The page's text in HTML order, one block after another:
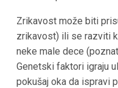
Zrikavost može biti
zrikavost) ili se razviti
neke male dece
Genetski faktori igraju
pokušaj oka da ispravi